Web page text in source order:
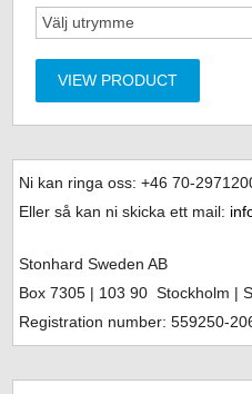
Välj utrymme
VIEW PRODUCT
Ni kan ringa oss: +4670-
Eller så kan ni skicka ett mail:
Stonhard Sweden AB
Box 7305 | 103 90 Stockholm |
Registration number: 559250-